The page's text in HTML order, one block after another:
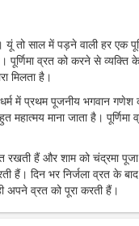
तो साल में पड़ने वाली हर एक
पूर्णिमा व्रत को करने से
मिलता है।
में प्रथम पूजनीय भगवान गणेश
माना जाता है।
रखती हैं और शाम को चंद्रमा
दिन भर निर्जला व्रत के
अपने व्रत को पूरा करती हैं।